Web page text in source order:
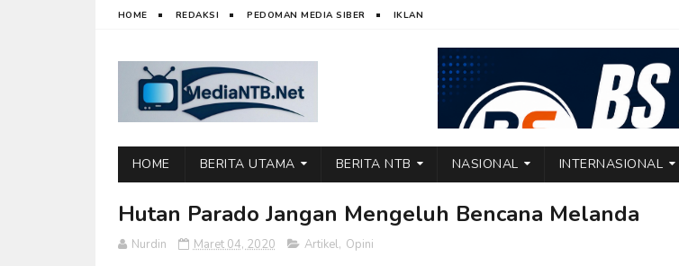
HOME REDAKSI PEDOMAN MEDIA SIBER IKLAN
HOME BERITA UTAMA BERITA NTB NASIONAL INTERNASIONAL
Hutan Parado Jangan Mengeluh Bencana Melanda
Nurdin Maret 04, 2020 Artikel, Opini